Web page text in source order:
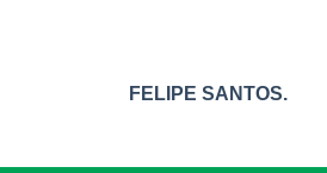
FELIPE SANTOS.